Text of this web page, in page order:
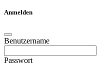
Anmelden
Benutzername
Passwort